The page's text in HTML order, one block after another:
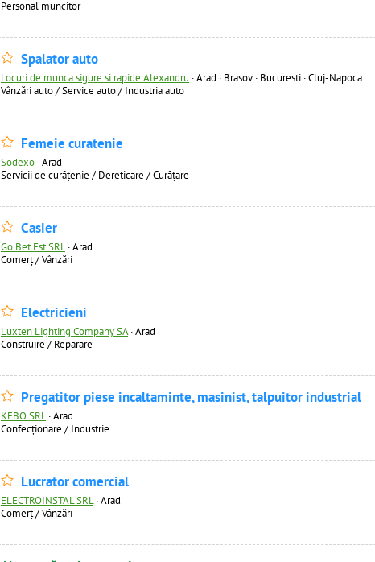
Personal muncitor
Spalator auto
Locuri de munca sigure si rapide Alexandru ·Arad · Brasov · Bucuresti · Cluj-Napoca
Vânzări auto / Service auto / Industria auto
Femeie curatenie
Sodexo ·Arad
Servicii de curăţenie / Dereticare / Curăţare
Casier
Go Bet Est SRL ·Arad
Comerț / Vânzări
Electricieni
Luxten Lighting Company SA ·Arad
Construire / Reparare
Pregatitor piese incaltaminte, masinist, talpuitor industrial
KEBO SRL ·Arad
Confecţionare / Industrie
Lucrator comercial
ELECTROINSTAL SRL ·Arad
Comerț / Vânzări